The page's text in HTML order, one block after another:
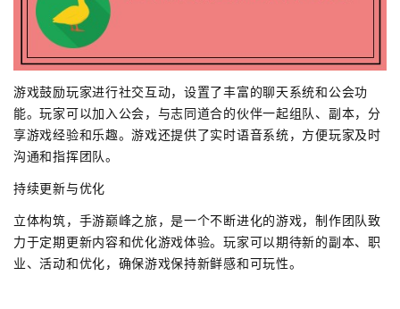
游戏鼓励玩家进行社交互动，设置了丰富的聊天系统和公会功
能。玩家可以加入公会，与志同道合的伙伴一起组队、副本，分
享游戏经验和乐趣。游戏还提供了实时语音系统，方便玩家及时
沟通和指挥团队。
持续更新与优化
立体构筑，手游巅峰之旅，是一个不断进化的游戏，制作团队致
力于定期更新内容和优化游戏体验。玩家可以期待新的副本、职
业、活动和优化，确保游戏保持新鲜感和可玩性。